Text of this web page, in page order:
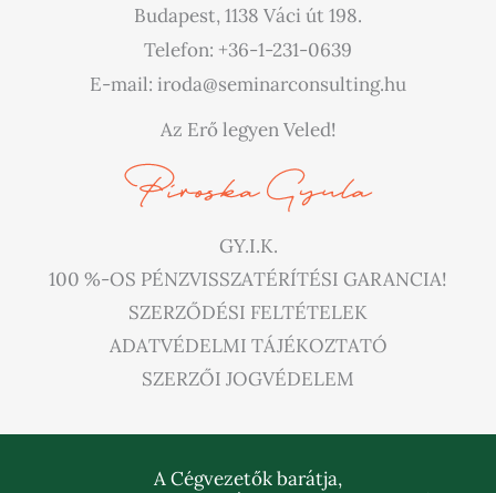
Budapest, 1138 Váci út 198.
Telefon: +36-1-231-0639
E-mail: iroda@seminarconsulting.hu
Az Erő legyen Veled!
GY.I.K.
100 %-OS PÉNZVISSZATÉRÍTÉSI GARANCIA!
SZERZŐDÉSI FELTÉTELEK
ADATVÉDELMI TÁJÉKOZTATÓ
SZERZŐI JOGVÉDELEM
A Cégvezetők barátja,